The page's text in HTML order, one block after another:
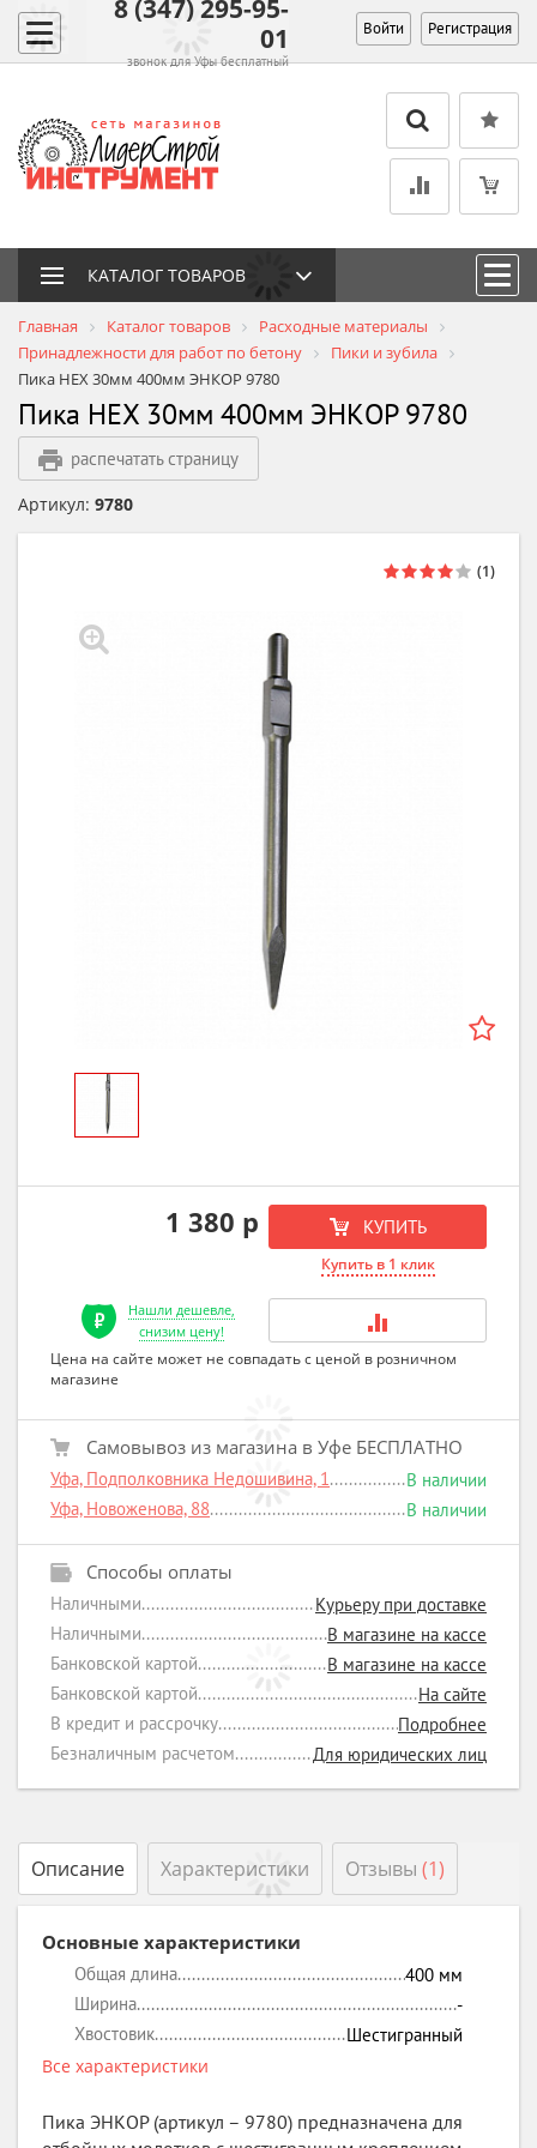
8 (347) 295-95-
01
звонок для Уфы бесплатный
Войти Регистрация
КАТАЛОГ ТОВАРОВ
Главная Каталог товаров
Расходные материалы
Принадлежности для работ по бетону
Пики и зубила
Пика HEX 30мм 400мм ЭНКОР 9780
Пика HEX 30мм 400мм ЭНКОР 9780
распечатать страницу
Артикул: 9780
1 380 р КУПИТЬ
Купить в 1 клик
Нашли дешевле,
снизим цену!
Цена на сайте может не совпадать с ценой в розничном
магазине
Самовывоз из магазина в Уфе БЕСПЛАТНО
Уфа, Подполковника Недошивина, 1
В наличии
Уфа, Новоженова, 88
В наличии
Способы оплаты
Наличными
Курьеру при доставке
Наличными
В магазине на кассе
Банковской картой
В магазине на кассе
Банковской картой
На сайте
В кредит и рассрочку
Подробнее
Безналичным расчетом
Для юридических лиц
Описание Характеристики Отзывы (1)
Основные характеристики
Общая длина 400 мм
Ширина
-
Хвостовик
Шестигранный
Все характеристики
Пика ЭНКОР (артикул – 9780) предназначена для